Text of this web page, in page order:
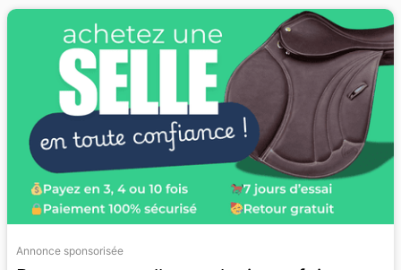
Annonce sponsorisée